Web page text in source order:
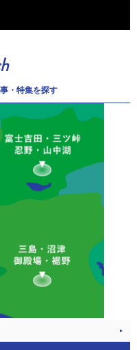
・特集を探す